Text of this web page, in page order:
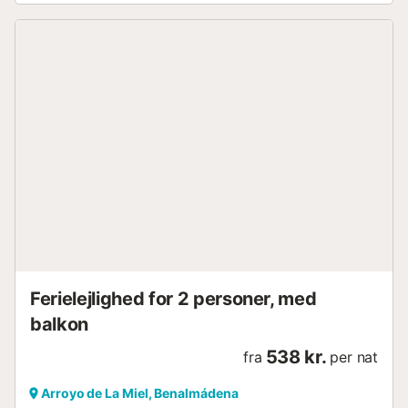
Ferielejlighed for 2 personer, med
balkon
fra 538 kr. per nat
Arroyo de La Miel, Benalmádena